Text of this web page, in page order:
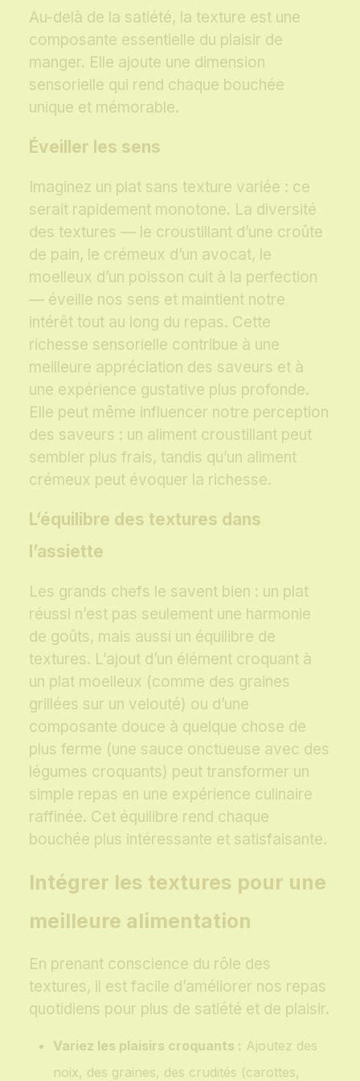
Au-delà de la satiété, la texture est une
composante essentielle du plaisir de
manger. Elle ajoute une dimension
sensorielle qui rend chaque bouchée
unique et mémorable.
Éveiller les sens
Imaginez un plat sans texture variée : ce
serait rapidement monotone. La diversité
des textures — le croustillant d’une croûte
de pain, le crémeux d’un avocat, le
moelleux d’un poisson cuit à la perfection
— éveille nos sens et maintient notre
intérêt tout au long du repas. Cette
richesse sensorielle contribue à une
meilleure appréciation des saveurs et à
une expérience gustative plus profonde.
Elle peut même influencer notre perception
des saveurs : un aliment croustillant peut
sembler plus frais, tandis qu’un aliment
crémeux peut évoquer la richesse.
L’équilibre des textures dans
l’assiette
Les grands chefs le savent bien : un plat
réussi n’est pas seulement une harmonie
de goûts, mais aussi un équilibre de
textures. L’ajout d’un élément croquant à
un plat moelleux (comme des graines
grillées sur un velouté) ou d’une
composante douce à quelque chose de
plus ferme (une sauce onctueuse avec des
légumes croquants) peut transformer un
simple repas en une expérience culinaire
raffinée. Cet équilibre rend chaque
bouchée plus intéressante et satisfaisante.
Intégrer les textures pour une
meilleure alimentation
En prenant conscience du rôle des
textures, il est facile d’améliorer nos repas
quotidiens pour plus de satiété et de plaisir.
Variez les plaisirs croquants : Ajoutez des
noix, des graines, des crudités (carottes,